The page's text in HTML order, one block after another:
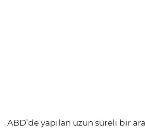
ABD’de yapılan uzun süreli bir